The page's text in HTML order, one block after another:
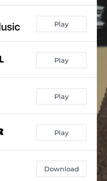
Play
Play
Play
Play
Download